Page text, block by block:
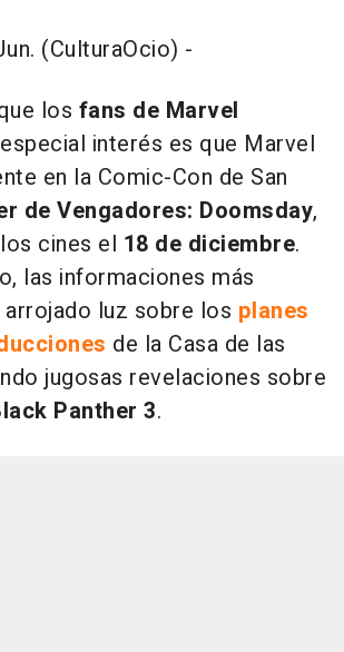
(CulturaOcio) -
los fans de Marvel
interés es que Marvel
en la Comic-Con de San
de Vengadores: Doomsday,
cines el 18 de diciembre.
las informaciones más
luz sobre los planes
de la Casa de las
jugosas revelaciones sobre
Panther 3.